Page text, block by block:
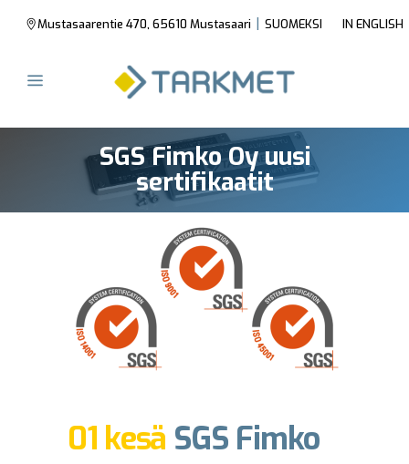
Mustasaarentie 470, 65610 Mustasaari | SUOMEKSI IN ENGLISH
SGS Fimko Oy uusi
sertifikaatit
01 kesä SGS Fimko